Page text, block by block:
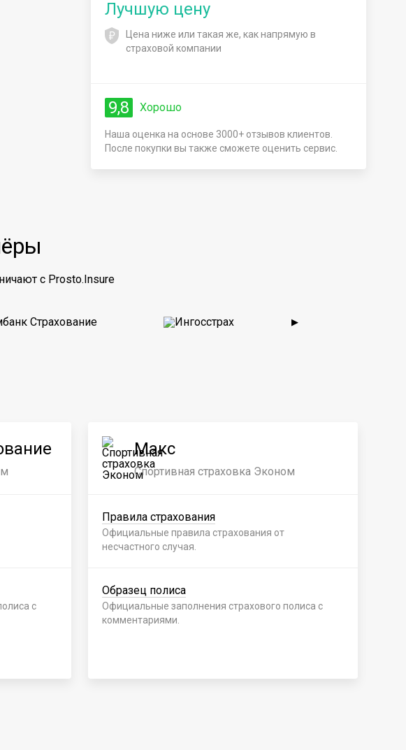
Лучшую цену
Цена ниже или такая же, как напрямую в
страховой компании
9,8 Хорошо
Наша оценка на основе 3000+ отзывов клиентов.
После покупки вы также сможете оценить сервис.
с Prosto.Insure
▶
с
Макс
Спортивная страховка Эконом
Правила страхования
Официальные правила страхования от
несчастного случая.
Образец полиса
Официальные заполнения страхового полиса с
комментариями.